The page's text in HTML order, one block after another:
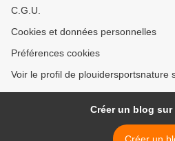
C.G.U.
Cookies et données personnelles
Préférences cookies
Voir le profil de plouidersportsnature
Créer un blog sur